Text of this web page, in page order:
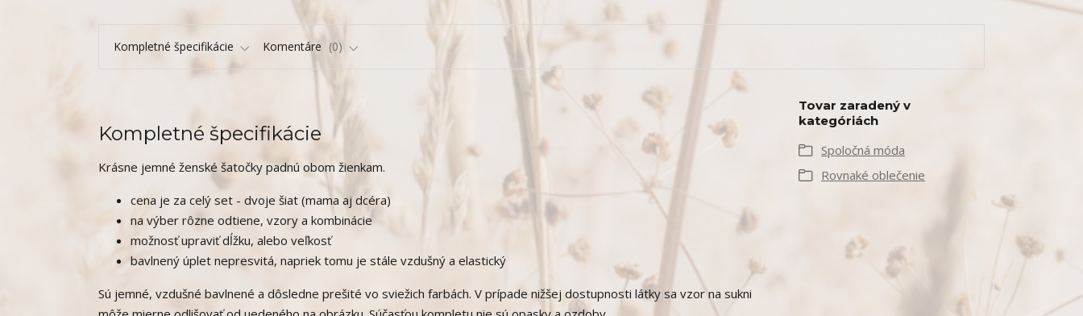
Kompletné špecifikácie Komentáre 0
Kompletné špecifikácie
Krásne jemné ženské šatočky padnú obom žienkam.
cena je za celý set - dvoje šiat (mama aj dcéra)
na výber rôzne odtiene, vzory a kombinácie
možnosť upraviť dĺžku, alebo veľkosť
bavlnený úplet nepresvitá, napriek tomu je stále vzdušný a elastický
Sú jemné, vzdušné bavlnené a dôsledne prešité vo sviežich farbách. V prípade nižšej dostupnosti látky sa vzor na sukni
Tovar zaradený v
kategóriách
Spoločná móda
Rovnaké oblečenie